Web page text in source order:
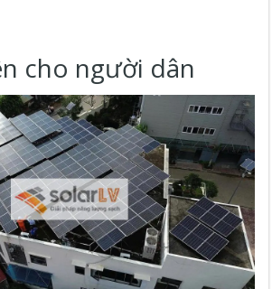
cho người dân